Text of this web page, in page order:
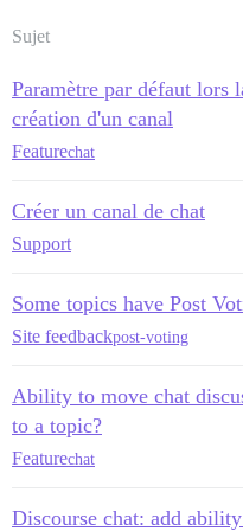
Sujet
Paramètre par défaut lors
création d'un canal
Featurechat
Créer un canal de chat
Support
Some topics have Post
Site feedbackpost-voting
Ability to move chat
to a topic?
Featurechat
Discourse chat: add